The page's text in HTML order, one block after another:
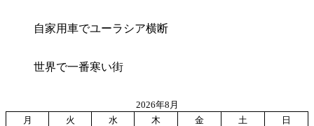
自家用車でユーラシア横断
世界で一番寒い街
2026年8月
月
火 水 木 金 土
日